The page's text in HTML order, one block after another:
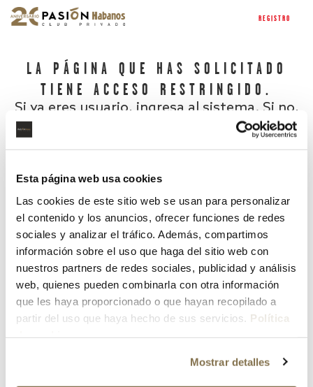
Esta página web usa cookies
Las cookies de este sitio web se usan para personalizar
el contenido y los anuncios, ofrecer funciones de redes
sociales y analizar el tráfico. Además, compartimos
información sobre el uso que haga del sitio web con
nuestros partners de redes sociales, publicidad y análisis
web, quienes pueden combinarla con otra información
que les haya proporcionado o que hayan recopilado a
partir del uso que haya hecho de sus servicios. Política
Mostrar detalles
REGISTRO
LA PÁGINA QUE HAS SOLICITADO
TIENE ACCESO RESTRINGIDO.
Si ya eres usuario, ingresa al sistema. Si no,
¿Has olvidado tu contraseña?